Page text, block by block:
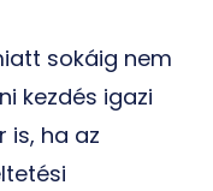
sokáig nem
kezdés igazi
is, ha az